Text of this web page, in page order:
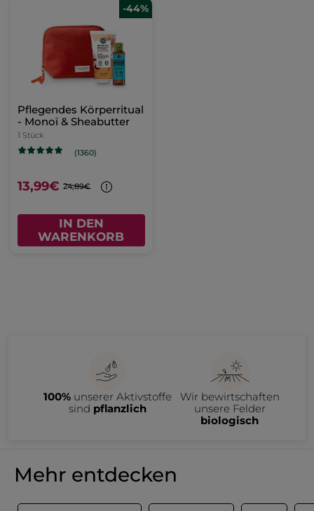
-44%
Pflegendes Körperritual
- Monoï & Sheabutter
1 Stück
(1360)
13,99€ 24,89€
IN DEN
WARENKORB
100%unserer Aktivstoffe
sind pflanzlich
Wir bewirtschaften
unsere Felder
biologisch
Mehr entdecken